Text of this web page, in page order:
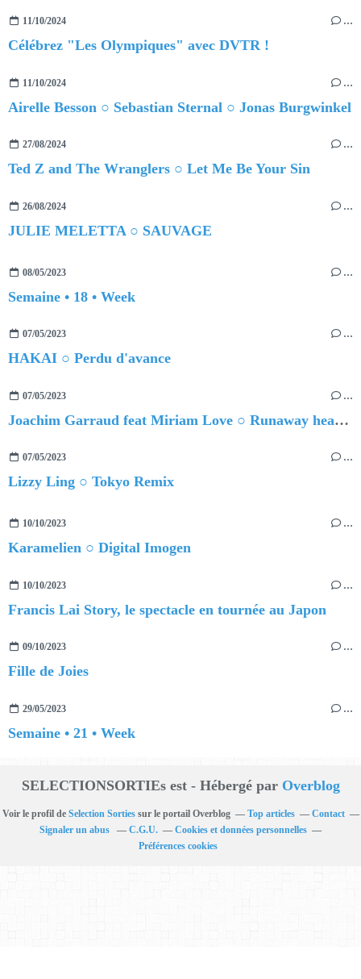
11/10/2024 …
Célébrez "Les Olympiques" avec DVTR !
11/10/2024 …
Airelle Besson ○ Sebastian Sternal ○ Jonas Burgwinkel
27/08/2024 …
Ted Z and The Wranglers ○ Let Me Be Your Sin
26/08/2024 …
JULIE MELETTA ○ SAUVAGE
08/05/2023 …
Semaine • 18 • Week
07/05/2023 …
HAKAI ○ Perdu d'avance
07/05/2023 …
Joachim Garraud feat Miriam Love ○ Runaway heartbreak
07/05/2023 …
Lizzy Ling ○ Tokyo Remix
10/10/2023 …
Karamelien ○ Digital Imogen
10/10/2023 …
Francis Lai Story, le spectacle en tournée au Japon
09/10/2023 …
Fille de Joies
29/05/2023 …
Semaine • 21 • Week
SELECTIONSORTIEs est - Hébergé par Overblog
Voir le profil de Selection Sortiessur le portail Overblog Top articles
Contact
Signaler un abus
C.G.U.
Cookies et données personnelles
Préférences cookies